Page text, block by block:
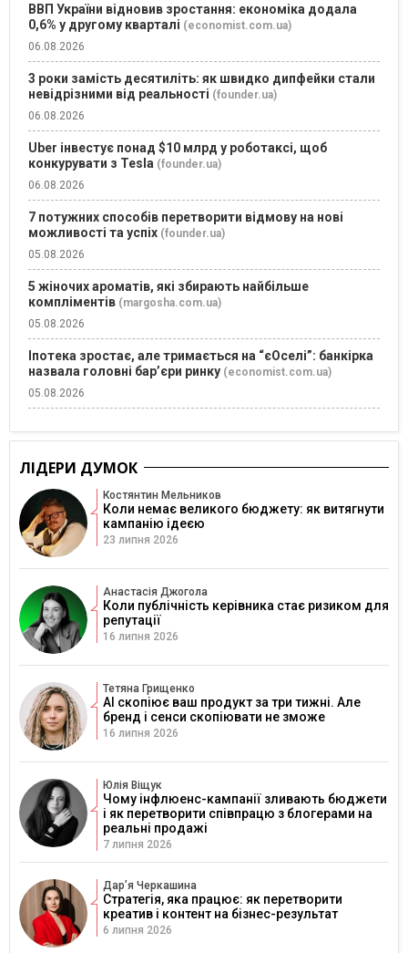
ВВП України відновив зростання: економіка додала
0,6% у другому кварталі (economist.com.ua)
06.08.2026
3 роки замість десятиліть: як швидко дипфейки стали
невідрізними від реальності (founder.ua)
06.08.2026
Uber інвестує понад $10 млрд у роботаксі, щоб
конкурувати з Tesla (founder.ua)
06.08.2026
7 потужних способів перетворити відмову на нові
можливості та успіх (founder.ua)
05.08.2026
5 жіночих ароматів, які збирають найбільше
компліментів (margosha.com.ua)
05.08.2026
Іпотека зростає, але тримається на “єОселі”: банкірка
назвала головні бар’єри ринку (economist.com.ua)
05.08.2026
ЛІДЕРИ ДУМОК
Костянтин Мельников
Коли немає великого бюджету: як витягнути
кампанію ідеєю
23 липня 2026
Анастасія Джогола
Коли публічність керівника стає ризиком для
репутації
16 липня 2026
Тетяна Грищенко
AI скопіює ваш продукт за три тижні. Але
бренд і сенси скопіювати не зможе
16 липня 2026
Юлія Віщук
Чому інфлюенс-кампанії зливають бюджети
і як перетворити співпрацю з блогерами на
реальні продажі
7 липня 2026
Дарʼя Черкашина
Стратегія, яка працює: як перетворити
креатив і контент на бізнес-результат
6 липня 2026